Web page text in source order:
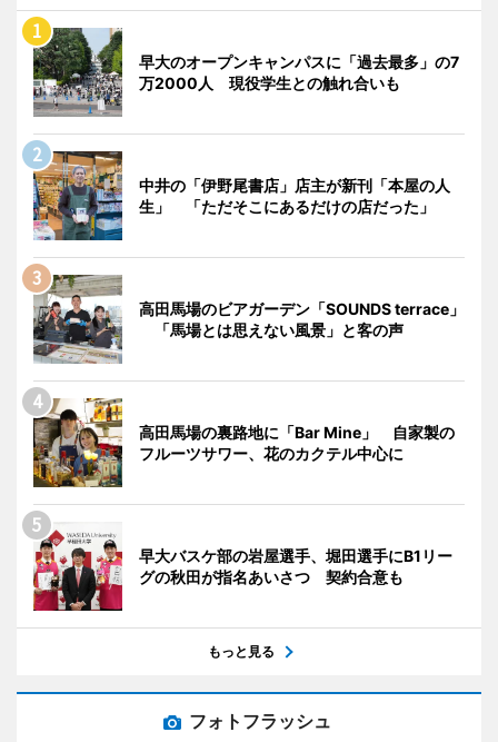
早大のオープンキャンパスに「過去最多」の7
万2000人 現役学生との触れ合いも
中井の「伊野尾書店」店主が新刊「本屋の人
生」 「ただそこにあるだけの店だった」
高田馬場のビアガーデン「SOUNDS terrace」
「馬場とは思えない風景」と客の声
高田馬場の裏路地に「Bar Mine」 自家製の
フルーツサワー、花のカクテル中心に
早大バスケ部の岩屋選手、堀田選手にB1リー
グの秋田が指名あいさつ 契約合意も
もっと見る
フォトフラッシュ